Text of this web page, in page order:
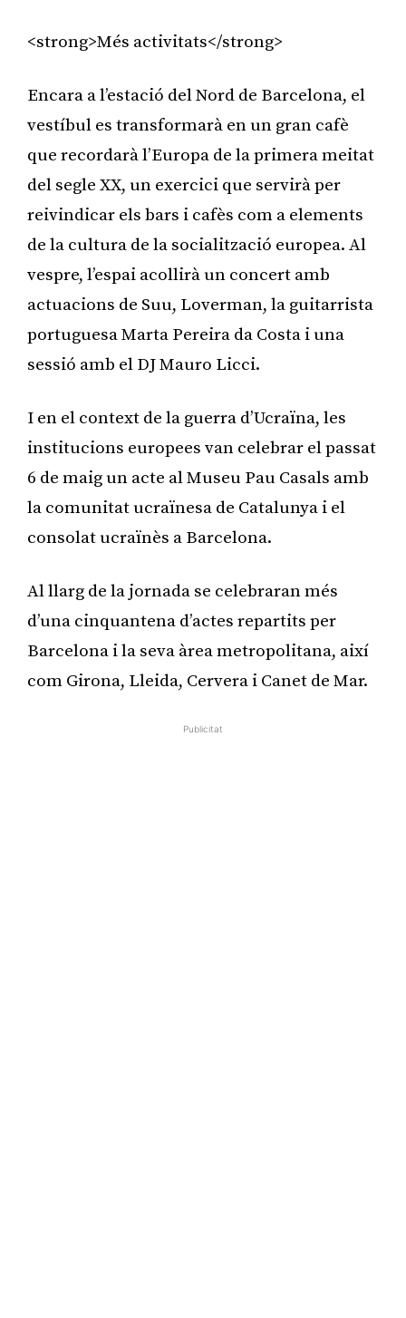
<strong>Més activitats</strong>
Encara a l’estació del Nord de Barcelona, el
vestíbul es transformarà en un gran cafè
que recordarà l’Europa de la primera meitat
del segle XX, un exercici que servirà per
reivindicar els bars i cafès com a elements
de la cultura de la socialització europea. Al
vespre, l’espai acollirà un concert amb
actuacions de Suu, Loverman, la guitarrista
portuguesa Marta Pereira da Costa i una
sessió amb el DJ Mauro Licci.
I en el context de la guerra d’Ucraïna, les
institucions europees van celebrar el passat
6 de maig un acte al Museu Pau Casals amb
la comunitat ucraïnesa de Catalunya i el
consolat ucraïnès a Barcelona.
Al llarg de la jornada se celebraran més
d’una cinquantena d’actes repartits per
Barcelona i la seva àrea metropolitana, així
com Girona, Lleida, Cervera i Canet de Mar.
Publicitat